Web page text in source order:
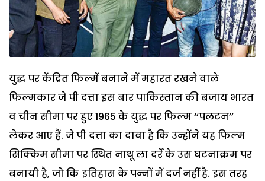
युद्ध पर केंद्रित फिल्में बनाने में महारत रखने वाले
फिल्मकार जे पी दत्ता इस बार पाकिस्तान की बजाय भारत
व चीन सीमा पर हुए 1965 के युद्ध पर फिल्म ‘‘पलटन’’
लेकर आए हैं. जे पी दत्ता का दावा है कि उन्होंने यह फिल्म
सिक्किम सीमा पर स्थित नाथू ला दर्रे के उस घटनाक्रम पर
बनायी है, जो कि इतिहास के पन्नों में दर्ज नहीं है. इस तरह